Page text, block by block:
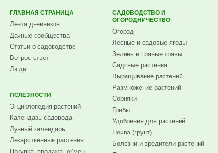
ГЛАВНАЯ СТРАНИЦА
Лента дневников
Дачные сообщества
Статьи о садоводстве
Вопрос-ответ
Люди
ПОЛЕЗНОСТИ
Энциклопедия растений
Календарь садовода
Лунный календарь
Лекарственные растения
Покупка, продажа, обмен
САДОВОДСТВО И
ОГОРОДНИЧЕСТВО
Огород
Лесные и садовые ягоды
Зелень и пряные травы
Садовые растения
Выращивание растений
Размножение растений
Сорняки
Грибы
Удобрения для растений
Почва (грунт)
Болезни и вредители растений